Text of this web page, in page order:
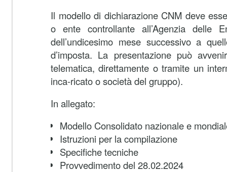
Il modello di dichiarazione CNM deve
o ente controllante all’Agenzia delle
dell’undicesimo mese successivo a
d’imposta. La presentazione può
telematica, direttamente o tramite un
inca-ricato o società del gruppo).
In allegato:
Modello Consolidato nazionale e
Istruzioni per la compilazione
Specifiche tecniche
Provvedimento del 28.02.2024